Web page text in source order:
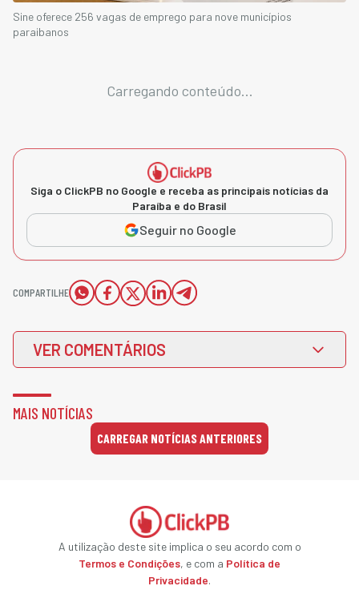
Sine oferece 256 vagas de emprego para nove municípios
paraibanos
Carregando conteúdo...
Siga o ClickPB no Google e receba as principais notícias da
Paraíba e do Brasil
Seguir no Google
COMPARTILHE
VER COMENTÁRIOS
MAIS NOTÍCIAS
CARREGAR NOTÍCIAS ANTERIORES
A utilização deste site implica o seu acordo com o
Termos e Condições, e com a Política de
Privacidade.